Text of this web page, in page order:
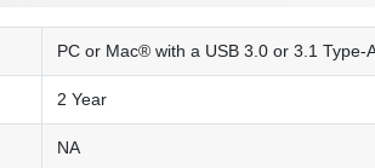
PC or Mac® with a USB 3.0 or 3.1
2 Year
NA